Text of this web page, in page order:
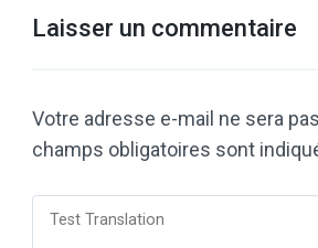
Laisser un commentaire
Votre adresse e-mail ne sera
champs obligatoires sont